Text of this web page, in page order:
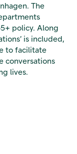
The
policy. Along
is included,
to facilitate
conversations
lives.